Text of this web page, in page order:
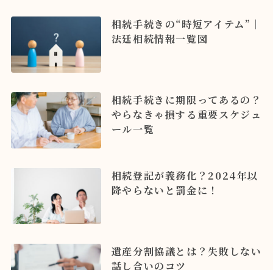
相続手続きの“時短アイテム”｜
法廷相続情報一覧図
相続手続きに期限ってあるの？
やらなきゃ損する重要スケジュ
ール一覧
相続登記が義務化？2024年以
降やらないと罰金に！
遺産分割協議とは？失敗しない
話し合いのコツ